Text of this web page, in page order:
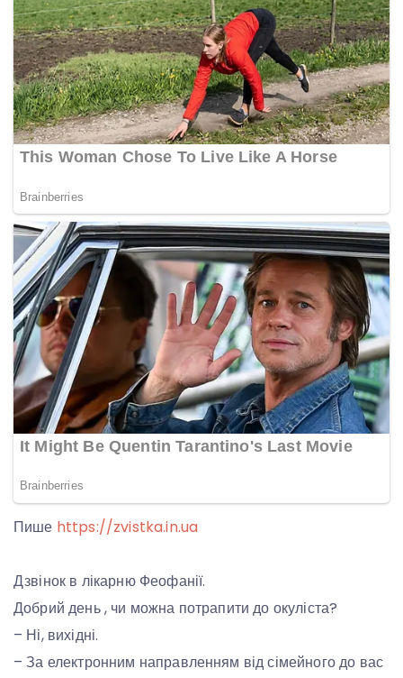
Пише https://zvistka.in.ua
Дзвінок в лікарню Феофанії.
Добрий день , чи можна потрапити до окуліста?
– Ні, вихідні.
– За електронним направленням від сімейного до вас